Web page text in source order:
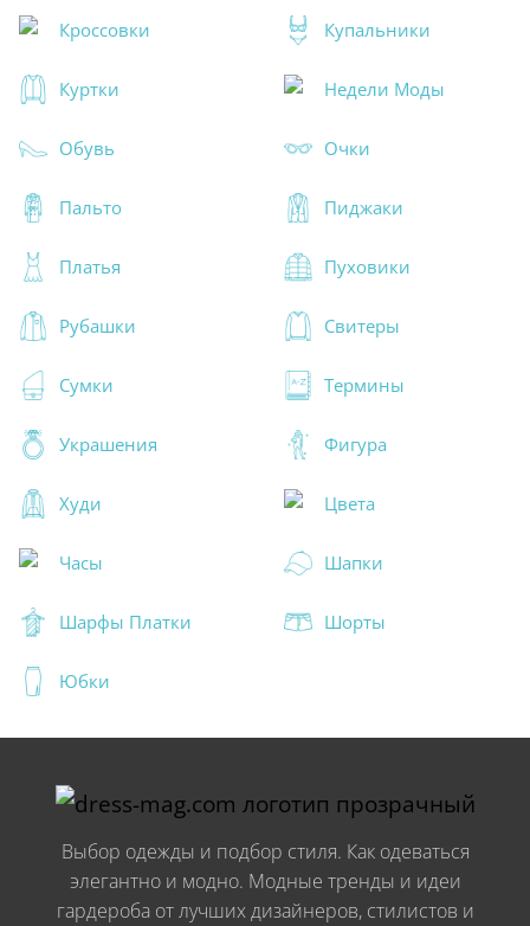
Кроссовки Купальники
Куртки Недели Моды
Обувь Очки
Пальто Пиджаки
Платья Пуховики
Рубашки Свитеры
Сумки Термины
Украшения Фигура
Худи Цвета
Часы Шапки
Шарфы Платки Шорты
Юбки
Выбор одежды и подбор стиля. Как одеваться
элегантно и модно. Модные тренды и идеи
гардероба от лучших дизайнеров, стилистов и